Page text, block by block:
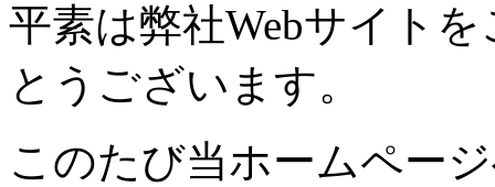
平素は弊社Webサイト
とうございます。
このたび当ホームペー